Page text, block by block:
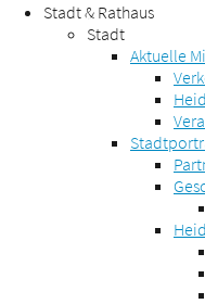
Stadt & Rathaus
Stadt
Aktuelle